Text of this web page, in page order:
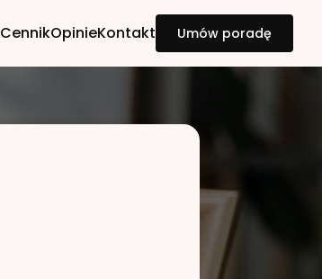
CennikOpinieKontakt Umów poradę